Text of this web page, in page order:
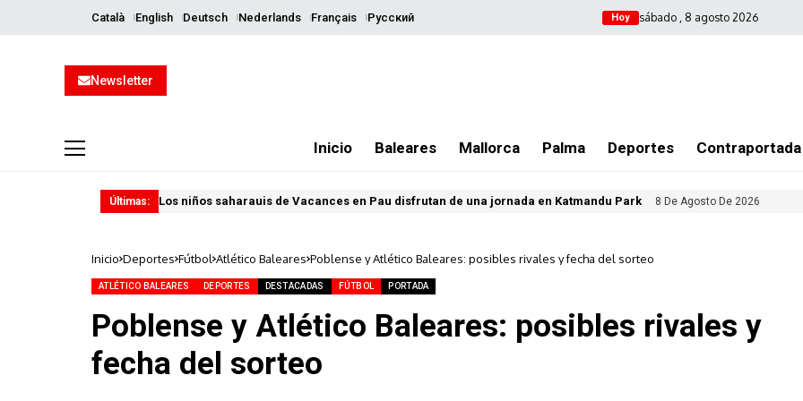
Català English Deutsch Nederlands Français Русский Hoy sábado , 8 agosto 2026
Newsletter
Inicio Baleares Mallorca Palma Deportes Contraportada
Últimas: Los niños saharauis de Vacances en Pau disfrutan de una jornada en Katmandu Park 8 De Agosto De 2026
Inicio Deportes Fútbol Atlético Baleares Poblense y Atlético Baleares: posibles rivales y fecha del sorteo
ATLÉTICO BALEARES DEPORTES DESTACADAS FÚTBOL PORTADA
Poblense y Atlético Baleares: posibles rivales y
fecha del sorteo